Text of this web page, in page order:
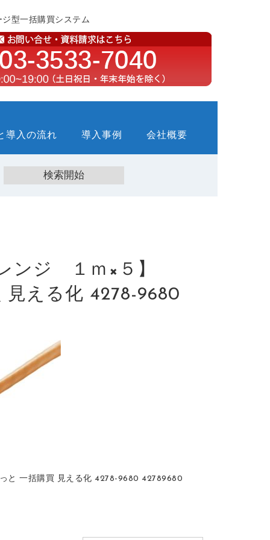
型一括購買システム
導入の流れ 導入事例 会社概要
ンジ １ｍ×５】
える化 4278-9680
一括購買 見える化 4278-9680 42789680